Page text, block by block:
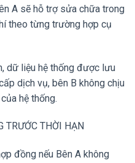
A sẽ hỗ trợ sửa chữa trong
theo từng trường hợp cụ
liệu hệ thống được lưu
dịch vụ, bên B không chịu
hệ thống.
TRƯỚC THỜI HẠN
đồng nếu Bên A không